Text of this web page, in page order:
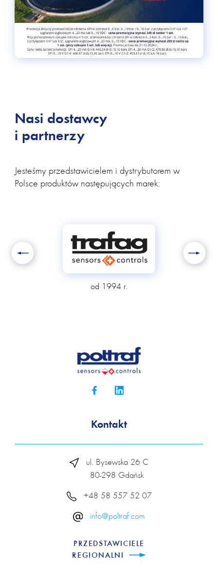
Nasi dostawcy
i partnerzy
Jesteśmy przedstawicielem i dystrybutorem w
Polsce produktów następujących marek:
od 2004 r.
Kontakt
ul. Bysewska 26 C
80-298 Gdańsk
+48 58 557 52 07
info@poltraf.com
PRZEDSTAWICIELE
REGIONALNI